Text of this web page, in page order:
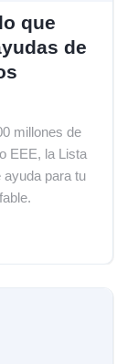
que
de
millones de
EEE, la Lista
para tu